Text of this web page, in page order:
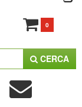
0
CERCA